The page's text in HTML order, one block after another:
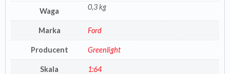
Waga 0,3 kg
Marka Ford
Producent Greenlight
Skala 1:64